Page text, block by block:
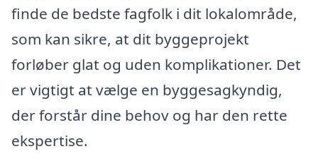
finde de bedste fagfolk i dit lokalområde,
som kan sikre, at dit byggeprojekt
forløber glat og uden komplikationer. Det
er vigtigt at vælge en byggesagkyndig,
der forstår dine behov og har den rette
ekspertise.